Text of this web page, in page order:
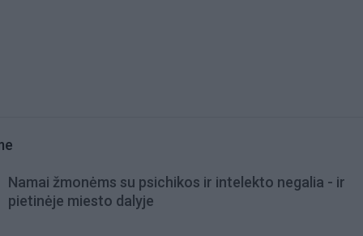
Namai žmonėms su psichikos ir intelekto negalia - ir
pietinėje miesto dalyje